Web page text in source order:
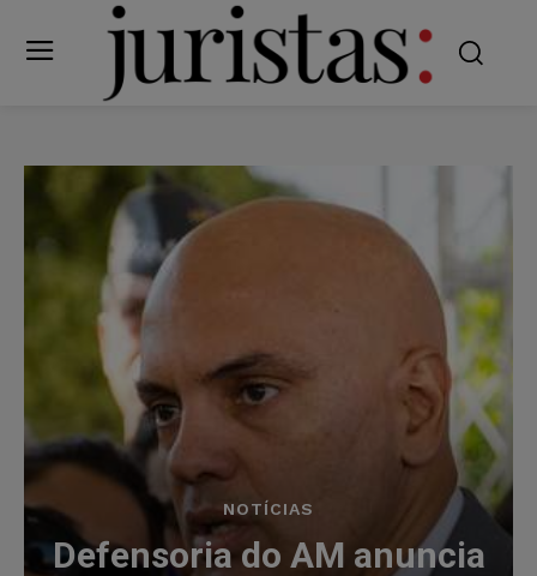
NOTÍCIAS
Defensoria do AM anuncia